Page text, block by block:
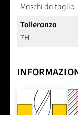
Maschi da taglio
Tolleranza
7H